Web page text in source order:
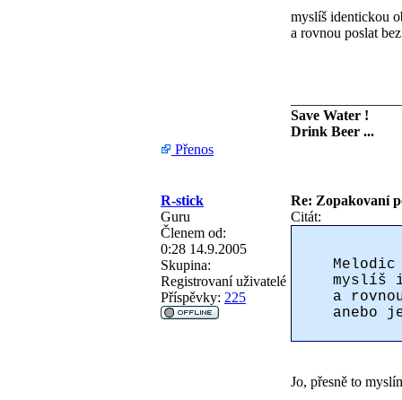
myslíš identickou
a rovnou poslat
Save Water !
Drink Beer ...
Přenos
R-stick
Re: Zopakovaní
Guru
Členem od:
0:28 14.9.2005
Skupina:
Registrovaní uživatelé
Příspěvky: 225
Citát:
myslíš
a
anebo
Jo, přesně to